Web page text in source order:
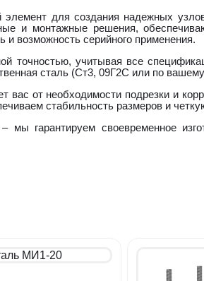
для создания надежных
и монтажные решения,
и возможность серийного применения.
точностью, учитывая все
сталь (Ст3, 09Г2С или по
вас от необходимости подрезки и
стабильность размеров и
гарантируем своевременное